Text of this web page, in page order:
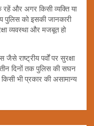
और अगर किसी व्यक्ति या
पुलिस को इसकी जानकारी
व्यवस्था और मजबूत हो
राष्ट्रीय पर्वों पर सुरक्षा
दिनों तक पुलिस की सघन
भी प्रकार की असामान्य